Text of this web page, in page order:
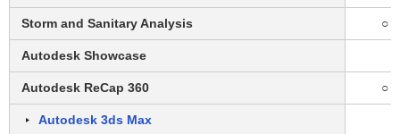
Storm and Sanitary Analysis ○
Autodesk Showcase
Autodesk ReCap 360 ○
Autodesk 3ds Max